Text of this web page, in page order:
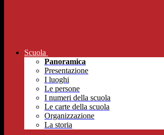
Scuola
Panoramica
Presentazione
I luoghi
Le persone
I numeri della scuola
Le carte della scuola
Organizzazione
La storia